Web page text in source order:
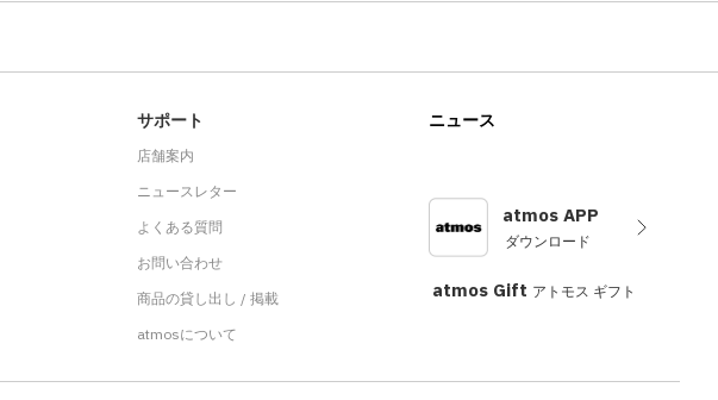
サポート
店舗案内
ニュースレター
よくある質問
お問い合わせ
商品の貸し出し / 掲載
atmosについて
ニュース
atmos APP
ダウンロード
atmos Gift アトモス ギフト